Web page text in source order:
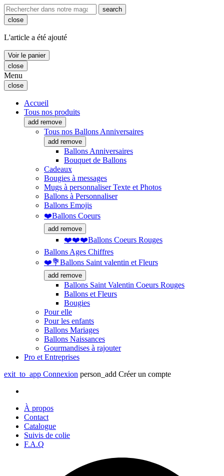
search
close
L'article a été ajouté
Voir le panier
close
Menu
close
Accueil
Tous nos produits
add remove
Tous nos Ballons Anniversaires
add remove
Ballons Anniversaires
Bouquet de Ballons
Cadeaux
Bougies à messages
Mugs à personnaliser Texte et Photos
Ballons à Personnaliser
Ballons Emojis
❤️Ballons Coeurs
add remove
❤️❤️❤️Ballons Coeurs Rouges
Ballons Ages Chiffres
❤️💐Ballons Saint valentin et Fleurs
add remove
Ballons Saint Valentin Coeurs Rouges
Ballons et Fleurs
Bougies
Pour elle
Pour les enfants
Ballons Mariages
Ballons Naissances
Gourmandises à rajouter
Pro et Entreprises
exit_to_app Connexion person_add Créer un compte
À propos
Contact
Catalogue
Suivis de colie
F.A.Q